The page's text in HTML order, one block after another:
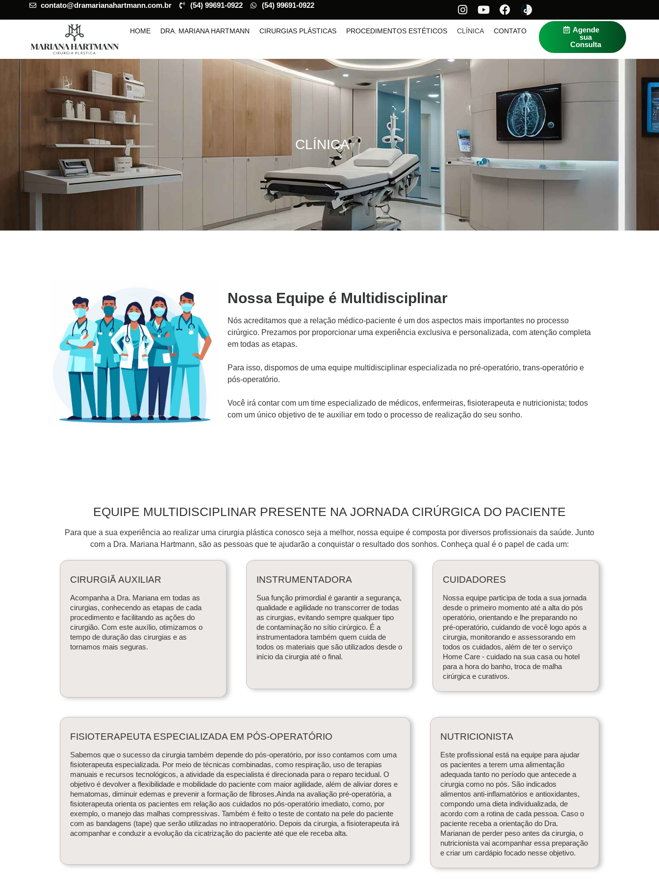
contato@dramarianahartmann.com.br (54) 99691-0922 (54) 99691-0922
HOME DRA. MARIANA HARTMANN CIRURGIAS PLÁSTICAS PROCEDIMENTOS ESTÉTICOS CLÍNICA CONTATO
Agende
sua
Consulta
CLÍNICA
Nossa Equipe é Multidisciplinar
Nós acreditamos que a relação médico-paciente é um dos aspectos mais importantes no processo
cirúrgico. Prezamos por proporcionar uma experiência exclusiva e personalizada, com atenção completa
em todas as etapas.
Para isso, dispomos de uma equipe multidisciplinar especializada no pré-operatório, trans-operatório e
pós-operatório.
Você irá contar com um time especializado de médicos, enfermeiras, fisioterapeuta e nutricionista; todos
com um único objetivo de te auxiliar em todo o processo de realização do seu sonho.
EQUIPE MULTIDISCIPLINAR PRESENTE NA JORNADA CIRÚRGICA DO PACIENTE
Para que a sua experiência ao realizar uma cirurgia plástica conosco seja a melhor, nossa equipe é composta por diversos profissionais da saúde. Junto
com a Dra. Mariana Hartmann, são as pessoas que te ajudarão a conquistar o resultado dos sonhos. Conheça qual é o papel de cada um:
CIRURGIÃ AUXILIAR
Acompanha a Dra. Mariana em todas as
cirurgias, conhecendo as etapas de cada
procedimento e facilitando as ações do
cirurgião. Com este auxílio, otimizamos o
tempo de duração das cirurgias e as
tornamos mais seguras.
INSTRUMENTADORA
Sua função primordial é garantir a segurança,
qualidade e agilidade no transcorrer de todas
as cirurgias, evitando sempre qualquer tipo
de contaminação no sítio cirúrgico. É a
instrumentadora também quem cuida de
todos os materiais que são utilizados desde o
início da cirurgia até o final.
CUIDADORES
Nossa equipe participa de toda a sua jornada
desde o primeiro momento até a alta do pós
operatório, orientando e lhe preparando no
pré-operatório, cuidando de você logo após a
cirurgia, monitorando e assessorando em
todos os cuidados, além de ter o serviço
Home Care - cuidado na sua casa ou hotel
para a hora do banho, troca de malha
cirúrgica e curativos.
FISIOTERAPEUTA ESPECIALIZADA EM PÓS-OPERATÓRIO
Sabemos que o sucesso da cirurgia também depende do pós-operatório, por isso contamos com uma
fisioterapeuta especializada. Por meio de técnicas combinadas, como respiração, uso de terapias
manuais e recursos tecnológicos, a atividade da especialista é direcionada para o reparo tecidual. O
objetivo é devolver a flexibilidade e mobilidade do paciente com maior agilidade, além de aliviar dores e
hematomas, diminuir edemas e prevenir a formação de fibroses.Ainda na avaliação pré-operatória, a
fisioterapeuta orienta os pacientes em relação aos cuidados no pós-operatório imediato, como, por
exemplo, o manejo das malhas compressivas. Também é feito o teste de contato na pele do paciente
com as bandagens (tape) que serão utilizadas no intraoperatório. Depois da cirurgia, a fisioterapeuta irá
acompanhar e conduzir a evolução da cicatrização do paciente até que ele receba alta.
NUTRICIONISTA
Este profissional está na equipe para ajudar
os pacientes a terem uma alimentação
adequada tanto no período que antecede a
cirurgia como no pós. São indicados
alimentos anti-inflamatórios e antioxidantes,
compondo uma dieta individualizada, de
acordo com a rotina de cada pessoa. Caso o
paciente receba a orientação do Dra.
Marianan de perder peso antes da cirurgia, o
nutricionista vai acompanhar essa preparação
e criar um cardápio focado nesse objetivo.